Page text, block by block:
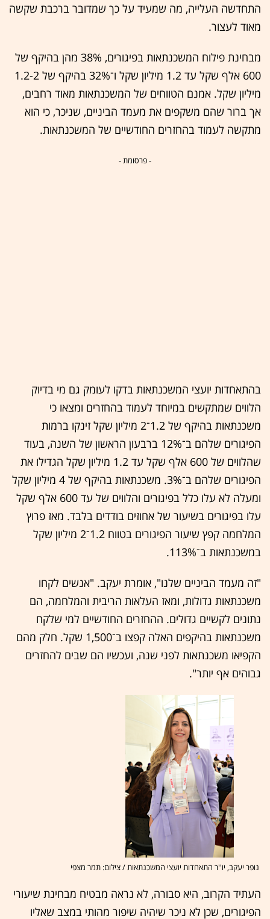
התחדשה העלייה, מה שמעיד על כך שמדובר ברכבת שקשה
מאוד לעצור.
מבחינת פילוח המשכנתאות בפיגורים, 38% מהן בהיקף של
600 אלף שקל עד 1.2 מיליון שקל ו־32% בהיקף של 1.2-2
מיליון שקל. אמנם הטווחים של המשכנתאות מאוד רחבים,
אך ברור שהם משקפים את מעמד הביניים, שניכר, כי הוא
מתקשה לעמוד בהחזרים החודשיים של המשכנתאות.
- פרסומת -
בהתאחדות יועצי המשכנתאות בדקו לעומק גם מי בדיוק
הלווים שמתקשים במיוחד לעמוד בהחזרים ומצאו כי
משכנתאות בהיקף של 1.2־2 מיליון שקל זינקו ברמות
הפיגורים שלהם ב־12% ברבעון הראשון של השנה, בעוד
שהלווים של 600 אלף שקל עד 1.2 מיליון שקל הגדילו את
הפיגורים שלהם ב־3%. משכנתאות בהיקף של 4 מיליון שקל
ומעלה לא עלו כלל בפיגורים והלווים של עד 600 אלף שקל
עלו בפיגורים בשיעור של אחוזים בודדים בלבד. מאז פרוץ
המלחמה קפץ שיעור הפיגורים בטווח 1.2־2 מיליון שקל
במשכנתאות ב־113%.
"זה מעמד הביניים שלנו", אומרת יעקב. "אנשים לקחו
משכנתאות גדולות, ומאז העלאות הריבית והמלחמה, הם
נתונים לקשיים גדולים. ההחזרים החודשיים למי שלקח
משכנתאות בהיקפים האלה קפצו ב־1,500 שקל. חלק מהם
הקפיאו משכנתאות לפני שנה, ועכשיו הם שבים להחזרים
גבוהים אף יותר".
נופר יעקב, יו''ר התאחדות יועצי המשכנתאות / צילום: תמר מצפי
העתיד הקרוב, היא סבורה, לא נראה מבטיח מבחינת שיעורי
הפיגורים, שכן לא ניכר שיהיה שיפור מהותי במצב שאליו